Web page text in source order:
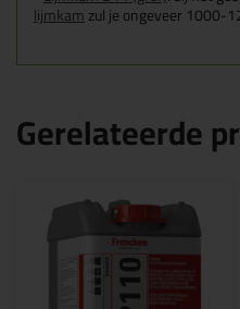
lijmkamzul je ongeveer 1000-
Gerelateerde